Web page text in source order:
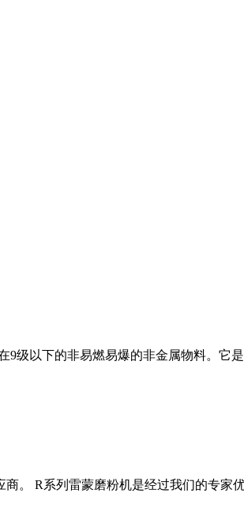
级以下的非易燃易爆的非金属物料。它
。 R系列雷蒙磨粉机是经过我们的专家